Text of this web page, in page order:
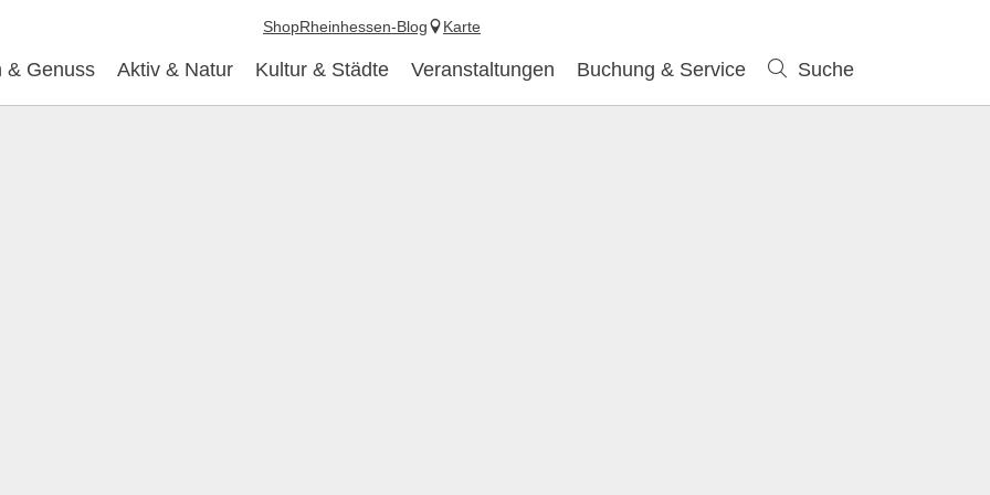
& Genuss Aktiv & Natur Kultur & Städte Veranstaltungen Buchung & Service Suche
ShopRheinhessen-Blog Karte